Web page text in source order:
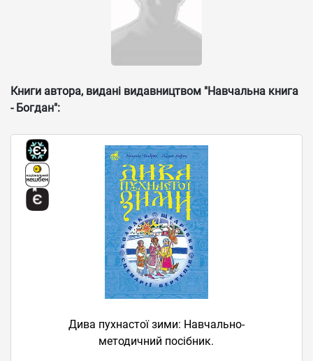
Книги автора, видані видавництвом "Навчальна книга
- Богдан":
Дива пухнастої зими: Навчально-
методичний посібник.